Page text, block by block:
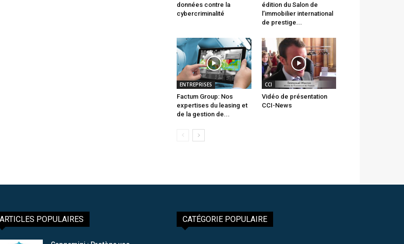
données contre la
cybercriminalité
édition du Salon de
l’immobilier international
de prestige...
ENTREPRISES
Factum Group: Nos
expertises du leasing et
de la gestion de...
CCI
Vidéo de présentation
CCI-News
ARTICLES POPULAIRES CATÉGORIE POPULAIRE